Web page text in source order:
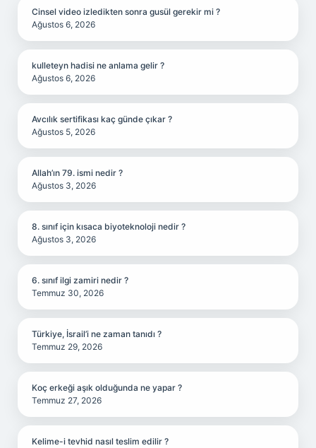
Cinsel video izledikten sonra gusül gerekir mi ?
Ağustos 6, 2026
kulleteyn hadisi ne anlama gelir ?
Ağustos 6, 2026
Avcılık sertifikası kaç günde çıkar ?
Ağustos 5, 2026
Allah’ın 79. ismi nedir ?
Ağustos 3, 2026
8. sınıf için kısaca biyoteknoloji nedir ?
Ağustos 3, 2026
6. sınıf ilgi zamiri nedir ?
Temmuz 30, 2026
Türkiye, İsrail’i ne zaman tanıdı ?
Temmuz 29, 2026
Koç erkeği aşık olduğunda ne yapar ?
Temmuz 27, 2026
Kelime-i tevhid nasıl teslim edilir ?